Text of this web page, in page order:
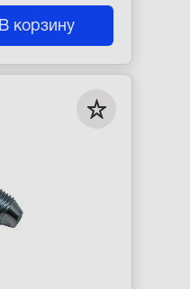
В корзину